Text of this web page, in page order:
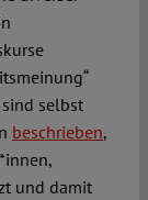
sind selbst
beschrieben,
und damit